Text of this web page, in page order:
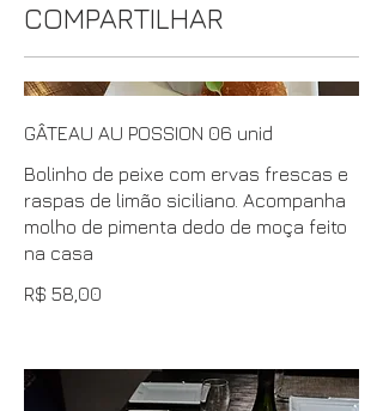
COMPARTILHAR
GÂTEAU AU POSSION 06 unid
Bolinho de peixe com ervas frescas e
raspas de limão siciliano. Acompanha
molho de pimenta dedo de moça feito
na casa
R$ 58,00